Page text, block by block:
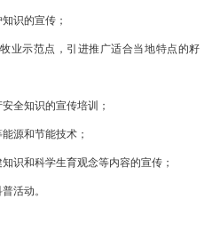
识的宣传；
业示范点，引进推广适合当地特点的籽
全知识的宣传培训；
源和节能技术；
识和科学生育观念等内容的宣传；
活动。